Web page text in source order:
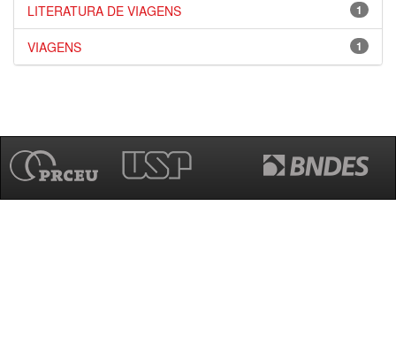
1
LITERATURA DE VIAGENS
1
VIAGENS